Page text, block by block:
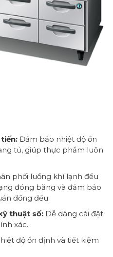
Đảm bảo nhiệt độ ổn
tủ, giúp thực phẩm luôn
phối luồng khí lạnh đều
đóng băng và đảm bảo
đồng đều.
thuật số:Dễ dàng cài đặt
xác.
độ ổn định và tiết kiệm